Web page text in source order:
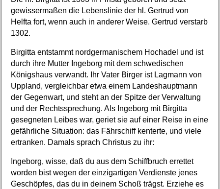
gewissermaßen die Lebenslinie der hl. Gertrud von
Helfta fort, wenn auch in anderer Weise. Gertrud verstarb
1302.
Birgitta entstammt nordgermanischem Hochadel und ist
durch ihre Mutter Ingeborg mit dem schwedischen
Königshaus verwandt. Ihr Vater Birger ist Lagmann von
Uppland, vergleichbar etwa einem Landeshauptmann
der Gegenwart, und steht an der Spitze der Verwaltung
und der Rechtssprechung. Als Ingeborg mit Birgitta
gesegneten Leibes war, geriet sie auf einer Reise in eine
gefährliche Situation: das Fährschiff kenterte, und viele
ertranken. Damals sprach Christus zu ihr:
Ingeborg, wisse, daß du aus dem Schiffbruch errettet
worden bist wegen der einzigartigen Verdienste jenes
Geschöpfes, das du in deinem Schoß trägst. Erziehe es